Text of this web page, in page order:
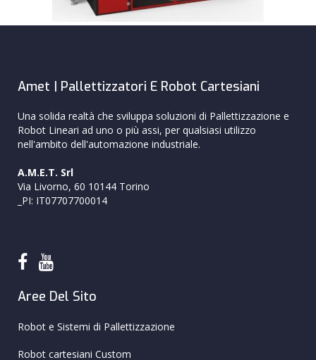
Amet | Pallettizzatori E Robot Cartesiani
Una solida realtà che sviluppa soluzioni di Pallettizzazione e
Robot Lineari ad uno o più assi, per qualsiasi utilizzo
nell'ambito dell'automazione industriale.
A.M.E.T. Srl
Via Livorno, 60 10144 Torino
_PI: IT07707700014
Aree Del Sito
Robot e Sistemi di Pallettizzazione
Robot cartesiani Custom